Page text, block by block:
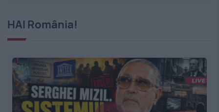
HAI România!